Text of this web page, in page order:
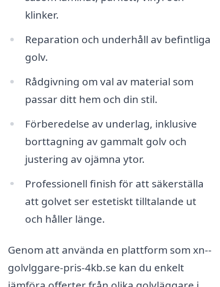
klinker.
Reparation och underhåll av befintliga
golv.
Rådgivning om val av material som
passar ditt hem och din stil.
Förberedelse av underlag, inklusive
borttagning av gammalt golv och
justering av ojämna ytor.
Professionell finish för att säkerställa
att golvet ser estetiskt tilltalande ut
och håller länge.
Genom att använda en plattform som xn--
golvlggare-pris-4kb.se kan du enkelt